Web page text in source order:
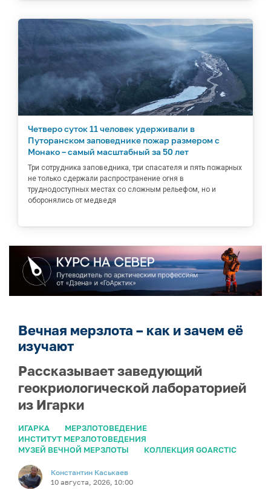
Четверо суток 11 человек удерживали в
Путоранском заповеднике пожар размером с
Монако – самый масштабный за 50 лет
Три сотрудника заповедника, три спасателя и пять пожарных
не только сдержали распространение огня в
труднодоступных местах со сложным рельефом, но и
оборонялись от медведя
Вечная мерзлота – как и зачем её
изучают
Рассказывает заведующий
геокриологической лабораторией
из Игарки
ИГАРКА
МЕРЗЛОТОВЕДЕНИЕ
ИНСТИТУТ МЕРЗЛОТОВЕДЕНИЯ
МУЗЕЙ ВЕЧНОЙ МЕРЗЛОТЫ
КОЛЛЕКЦИЯ GOARCTIC
Константин Каськаев
10 августа, 2026, 10:00